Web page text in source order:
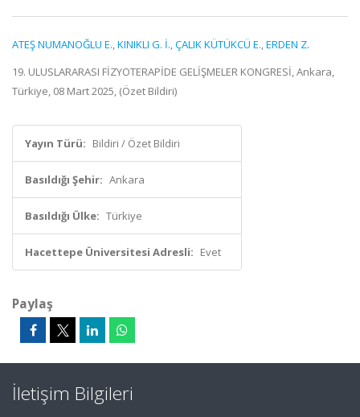
ATEŞ NUMANOĞLU E.,KINIKLI G. İ.,ÇALIK KÜTÜKCÜ E.,ERDEN Z.
19. ULUSLARARASI FİZYOTERAPİDE GELİŞMELER KONGRESİ, Ankara,
Türkiye, 08 Mart 2025, (Özet Bildiri)
Yayın Türü: Bildiri / Özet Bildiri
Basıldığı Şehir: Ankara
Basıldığı Ülke: Türkiye
Hacettepe Üniversitesi Adresli: Evet
Paylaş
İletişim Bilgileri